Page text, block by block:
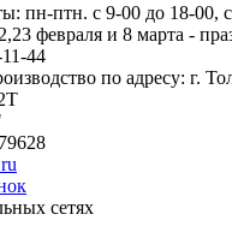
пн-птн. с 9-00 до 18-00,
февраля и 8 марта -
44
по адресу: г.
сетях